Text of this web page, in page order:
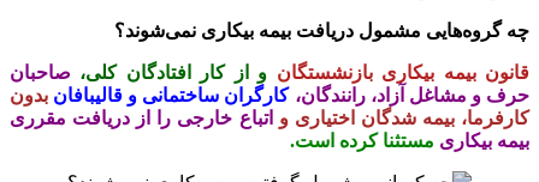
چه گروه‌هایی مشمول دریافت بیمه بیکاری نمی‌شوند؟
قانون بیمه بیکاری بازنشستگان و از کار افتادگان کلی، صاحبان
حرف و مشاغل آزاد، رانندگان، کارگران ساختمانی و قالیبافان بدون
کارفرما، بیمه شدگان اختیاری و اتباع خارجی را از دریافت مقرری
بیمه بیکاری مستثنا کرده است.